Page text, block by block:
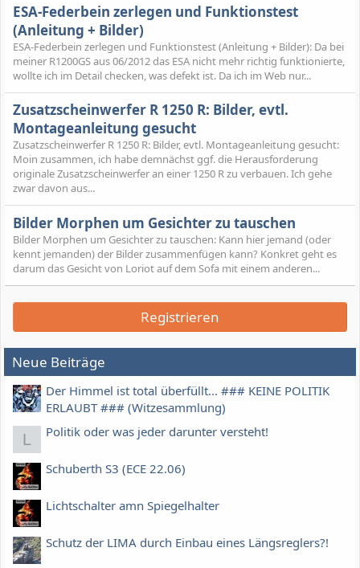
ESA-Federbein zerlegen und Funktionstest
(Anleitung + Bilder)
ESA-Federbein zerlegen und Funktionstest (Anleitung + Bilder): Da bei
meiner R1200GS aus 06/2012 das ESA nicht mehr richtig funktionierte,
wollte ich im Detail checken, was defekt ist. Da ich im Web nur...
Zusatzscheinwerfer R 1250 R: Bilder, evtl.
Montageanleitung gesucht
Zusatzscheinwerfer R 1250 R: Bilder, evtl. Montageanleitung gesucht:
Moin zusammen, ich habe demnächst ggf. die Herausforderung
originale Zusatzscheinwerfer an einer 1250 R zu verbauen. Ich gehe
zwar davon aus...
Bilder Morphen um Gesichter zu tauschen
Bilder Morphen um Gesichter zu tauschen: Kann hier jemand (oder
kennt jemanden) der Bilder zusammenfügen kann? Konkret geht es
darum das Gesicht von Loriot auf dem Sofa mit einem anderen...
Registrieren
Neue Beiträge
Der Himmel ist total überfüllt... ### KEINE POLITIK
ERLAUBT ### (Witzesammlung)
L Politik oder was jeder darunter versteht!
Schuberth S3 (ECE 22.06)
Lichtschalter amn Spiegelhalter
Schutz der LIMA durch Einbau eines Längsreglers?!